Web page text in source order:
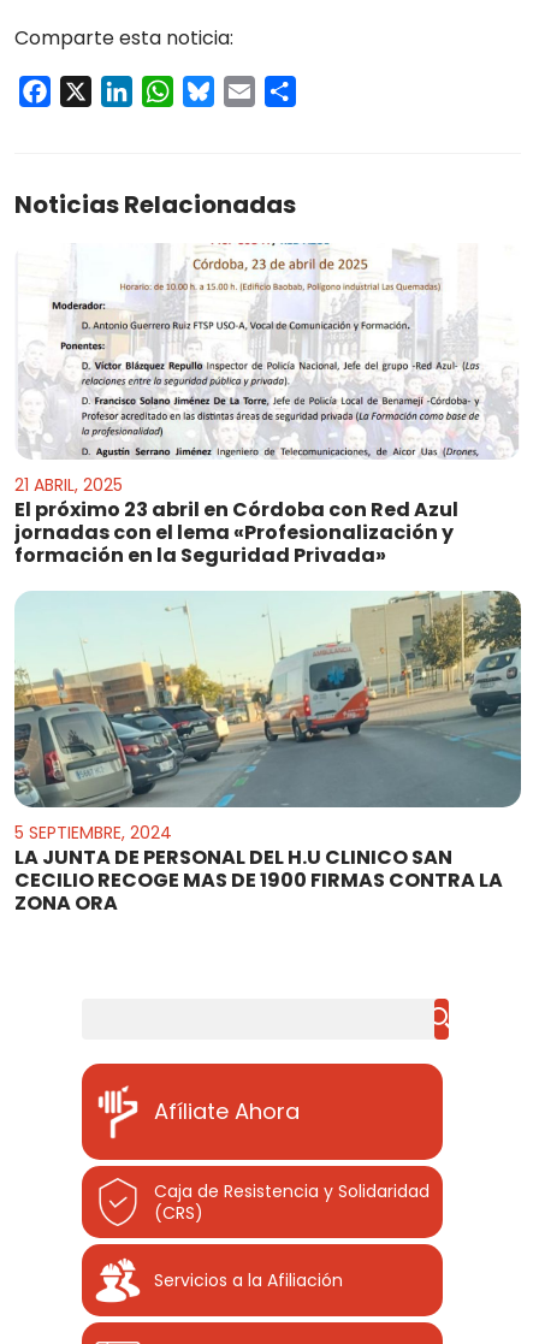
Comparte esta noticia:
Facebook LinkedInWhatsApp
Bluesky
Email
Noticias Relacionadas
21 ABRIL, 2025
El próximo 23 abril en Córdoba con Red Azul
jornadas con el lema «Profesionalización y
formación en la Seguridad Privada»
5 SEPTIEMBRE, 2024
LA JUNTA DE PERSONAL DEL H.U CLINICO SAN
CECILIO RECOGE MAS DE 1900 FIRMAS CONTRA LA
ZONA ORA
Afíliate Ahora
Caja de Resistencia y Solidaridad
(CRS)
Servicios a la Afiliación